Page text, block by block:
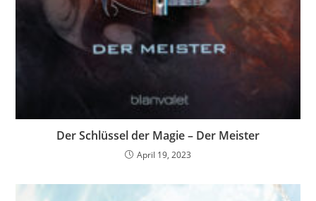
Der Schlüssel der Magie – Der Meister
April 19, 2023